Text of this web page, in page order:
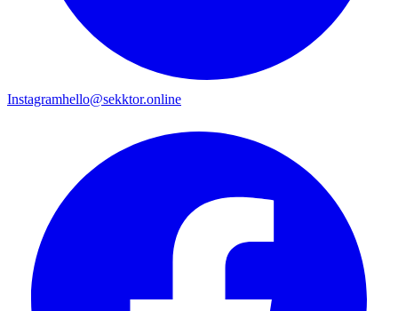
Instagramhello@sekktor.online